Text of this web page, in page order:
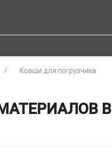
Ковши для погрузчика